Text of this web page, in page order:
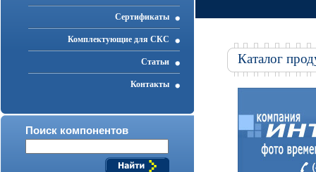
Cертификаты
Комплектующие для СКС
Статьи
Контакты
Поиск компонентов
Каталог